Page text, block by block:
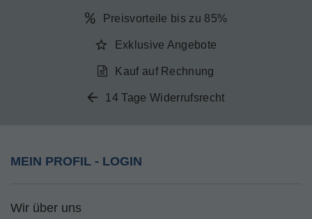
Preisvorteile bis zu 85%
Exklusive Angebote
Kauf auf Rechnung
14 Tage Widerrufsrecht
MEIN PROFIL - LOGIN
Wir über uns